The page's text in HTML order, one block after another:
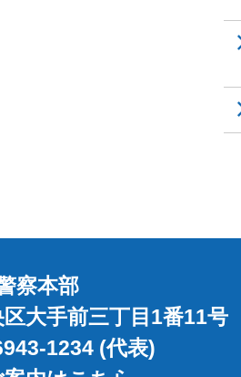
察本部
大手前三丁目1番11号
1234 (代表)